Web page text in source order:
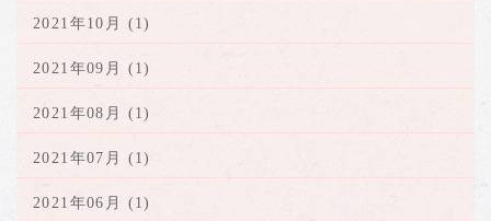
2021年10月 (1)
2021年09月 (1)
2021年08月 (1)
2021年07月 (1)
2021年06月 (1)